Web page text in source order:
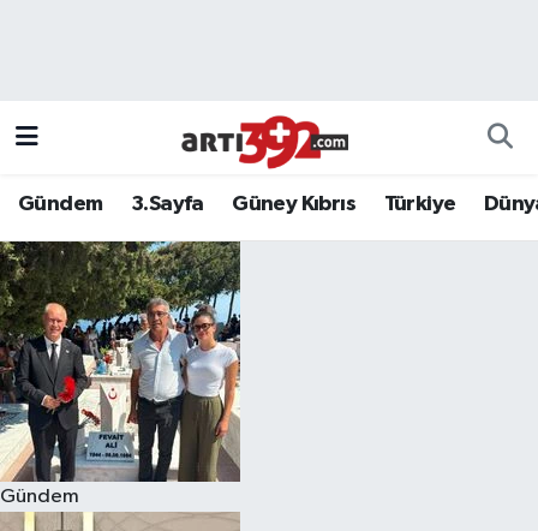
Gündem 3.Sayfa Güney Kıbrıs Türkiye
Gündem